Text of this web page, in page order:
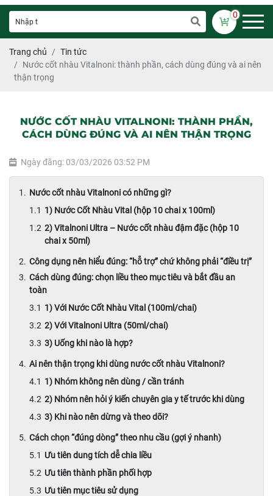
0
Trang chủ
Tin tức
Nước cốt nhàu Vitalnoni: thành phần, cách dùng đúng và ai nên
thận trọng
NƯỚC CỐT NHÀU VITALNONI: THÀNH PHẦN,
CÁCH DÙNG ĐÚNG VÀ AI NÊN THẬN TRỌNG
Ngày đăng: 03/03/2026 03:52 PM
Nước cốt nhàu Vitalnoni có những gì?
1) Nước Cốt Nhàu Vital (hộp 10 chai x 100ml)
2) Vitalnoni Ultra – Nước cốt nhàu đậm đặc (hộp 10
chai x 50ml)
Công dụng nên hiểu đúng: “hỗ trợ” chứ không phải “điều trị”
Cách dùng đúng: chọn liều theo mục tiêu và bắt đầu an
toàn
1) Với Nước Cốt Nhàu Vital (100ml/chai)
2) Với Vitalnoni Ultra (50ml/chai)
3) Uống khi nào là hợp?
Ai nên thận trọng khi dùng nước cốt nhàu Vitalnoni?
1) Nhóm không nên dùng / cần tránh
2) Nhóm nên hỏi ý kiến chuyên gia y tế trước khi dùng
3) Khi nào nên dừng và theo dõi?
Cách chọn “đúng dòng” theo nhu cầu (gợi ý nhanh)
Ưu tiên dung tích dễ chia liều
Ưu tiên thành phần phối hợp
Ưu tiên mục tiêu sử dụng